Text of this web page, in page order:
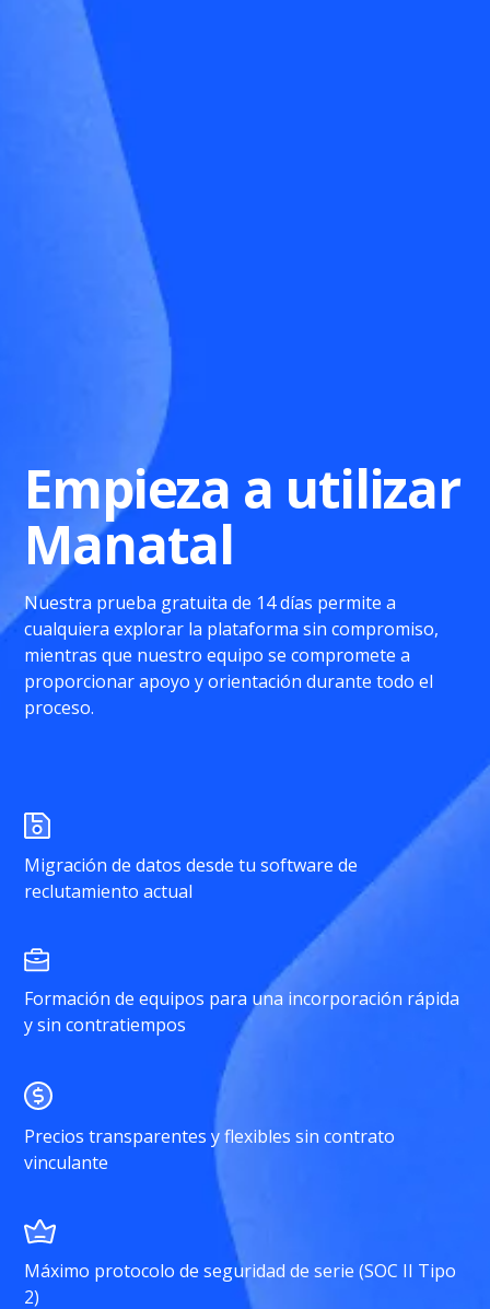
Empieza a utilizar
Manatal
Nuestra prueba gratuita de 14 días permite a
cualquiera explorar la plataforma sin compromiso,
mientras que nuestro equipo se compromete a
proporcionar apoyo y orientación durante todo el
proceso.
Migración de datos desde tu software de
reclutamiento actual
Formación de equipos para una incorporación rápida
y sin contratiempos
Precios transparentes y flexibles sin contrato
vinculante
Máximo protocolo de seguridad de serie (SOC II Tipo
2)